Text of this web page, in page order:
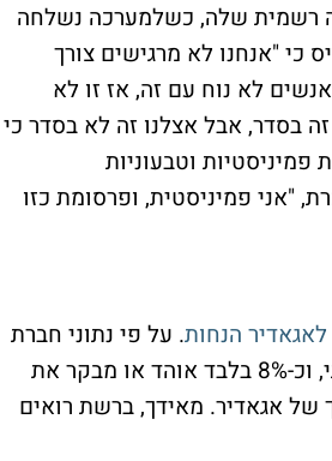
רשמית שלה, כשלמערכה נשלחה
כי "אנחנו לא מרגישים צורך
לא נוח עם זה, אז זו לא
בסדר, אבל אצלנו זה לא בסדר כי
וטבעוניות
"אני פמיניסטית, ופרסומת כזו
הנחות. על פי נתוני חברת
, כ-92% מהשיח הוא שלילי וביקורתי, וכ-8% בלבד אוהד או מבקר את
של אגאדיר. מאידך, ברשת רואים